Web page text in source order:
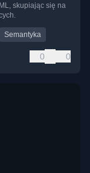
skupiając się na
Semantyka
0 0